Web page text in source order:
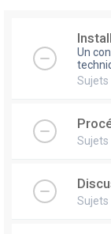
Un
Sujets
Sujets
Sujets